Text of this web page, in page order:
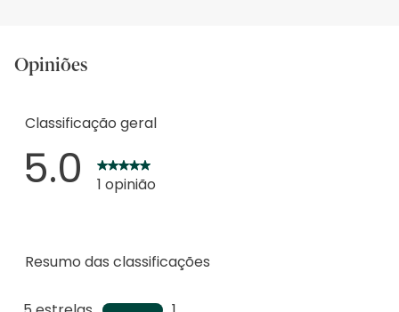
Opiniões
Resumo das classificações
Classificação geral
5.0 1 opinião